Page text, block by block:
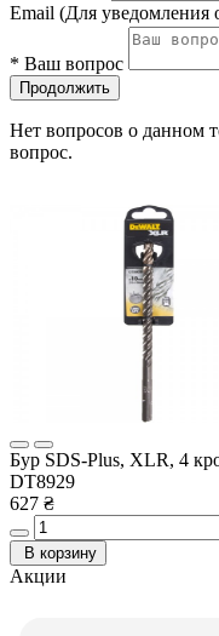
Email (Для уведомления
* Ваш вопрос
Продолжить
Нет вопросов о данном
вопрос.
Бур SDS-Plus, XLR, 4
DT8929
627 ₴
В корзину
Акции